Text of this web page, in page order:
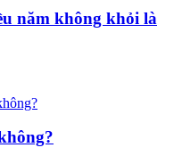
năm không khỏi là